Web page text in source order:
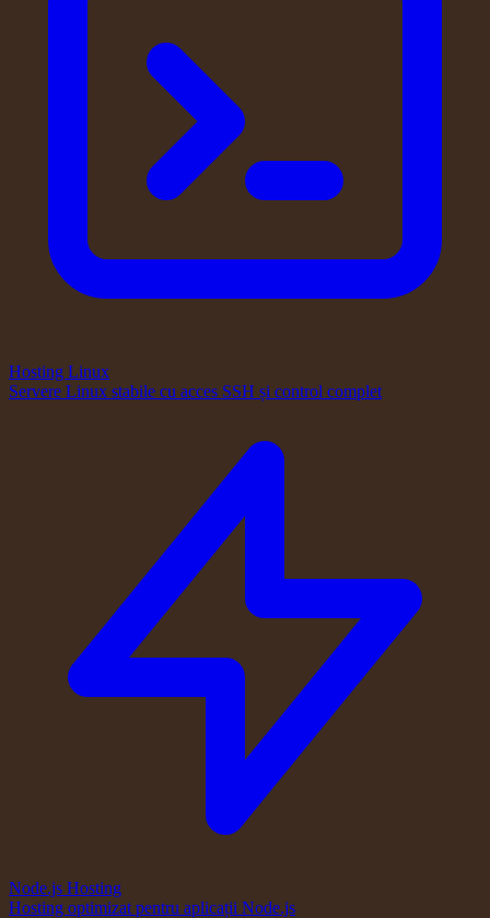
Hosting Linux
Servere Linux stabile cu acces SSH și control complet
Node.js Hosting
Hosting optimizat pentru aplicații Node.js